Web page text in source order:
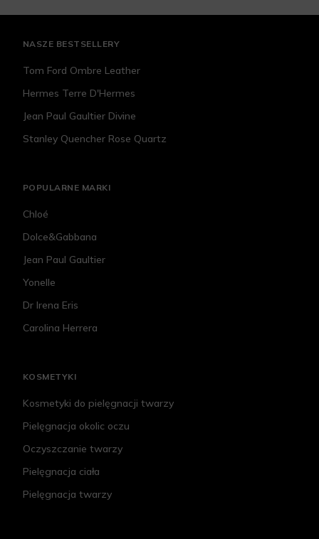
NASZE BESTSELLERY
Tom Ford Ombre Leather
Hermes Terre D'Hermes
Jean Paul Gaultier Divine
Stanley Quencher Rose Quartz
POPULARNE MARKI
Chloé
Dolce&Gabbana
Jean Paul Gaultier
Yonelle
Dr Irena Eris
Carolina Herrera
KOSMETYKI
Kosmetyki do pielęgnacji twarzy
Pielęgnacja okolic oczu
Oczyszczanie twarzy
Pielęgnacja ciała
Pielęgnacja twarzy